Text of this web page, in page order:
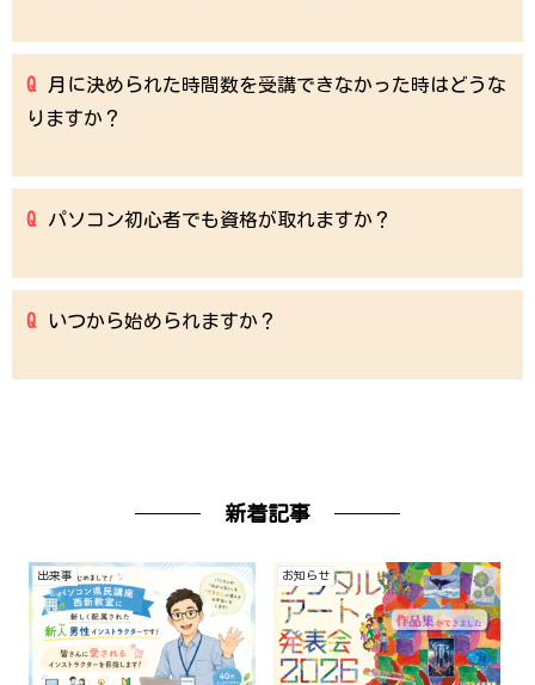
月に決められた時間数を受講できなかった時はどうな
りますか？
パソコン初心者でも資格が取れますか？
いつから始められますか？
新着記事
出来事 お知らせ